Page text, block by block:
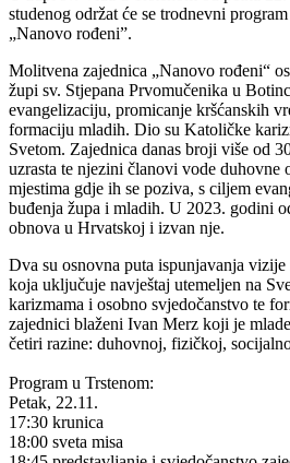
studenog održat će se trodnevni
„Nanovo rođeni”.
Molitvena zajednica „Nanovo rođeni“
župi sv. Stjepana Prvomučenika u
evangelizaciju, promicanje kršćanskih
formaciju mladih. Dio su Katoličke
Svetom. Zajednica danas broji više od
uzrasta te njezini članovi vode duhovne
mjestima gdje ih se poziva, s ciljem
buđenja župa i mladih. U 2023. godini
obnova u Hrvatskoj i izvan nje.
Dva su osnovna puta ispunjavanja
koja uključuje navještaj utemeljen na
karizmama i osobno svjedočanstvo te
zajednici blaženi Ivan Merz koji je
četiri razine: duhovnoj, fizičkoj,
Program u Trstenom:
Petak, 22.11.
17:30 krunica
18:00 sveta misa